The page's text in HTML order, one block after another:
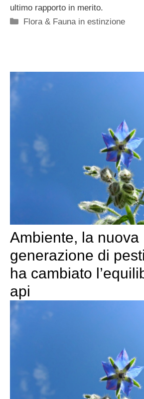
ultimo rapporto in merito.
Categorie
Flora & Fauna in estinzione
Ambiente, la nuova
generazione di
ha cambiato
api